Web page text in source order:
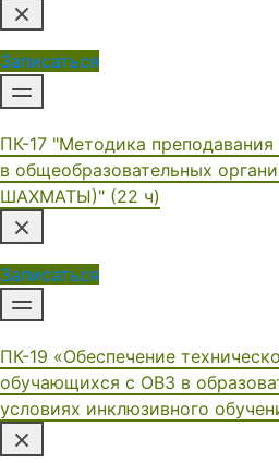
Записаться
ПК-17 "Методика преподавания
в общеобразовательных
ШАХМАТЫ)" (22 ч)
Записаться
ПК-19 «Обеспечение
обучающихся с ОВЗ в
условиях инклюзивного